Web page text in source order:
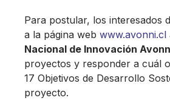
Para postular, los interesados
a la página web www.avonni.cl
Nacional de Innovación
proyectos y responder a cuál
17 Objetivos de Desarrollo
proyecto.